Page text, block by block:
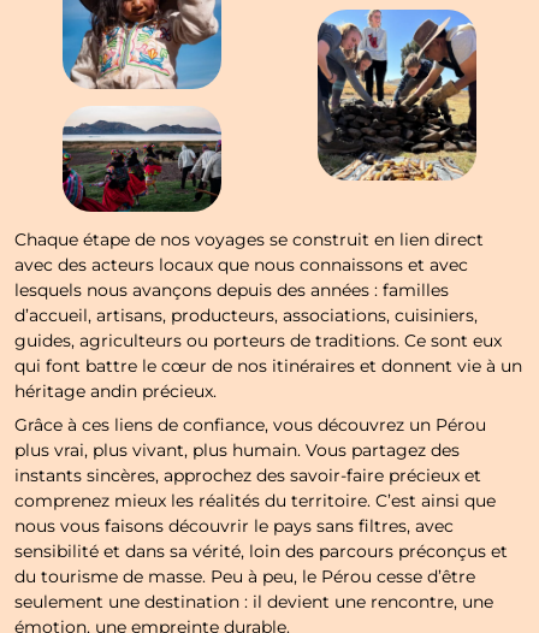
Chaque étape de nos voyages se construit en lien direct
avec des acteurs locaux que nous connaissons et avec
lesquels nous avançons depuis des années : familles
d’accueil, artisans, producteurs, associations, cuisiniers,
guides, agriculteurs ou porteurs de traditions. Ce sont eux
qui font battre le cœur de nos itinéraires et donnent vie à un
héritage andin précieux.
Grâce à ces liens de confiance, vous découvrez un Pérou
plus vrai, plus vivant, plus humain. Vous partagez des
instants sincères, approchez des savoir-faire précieux et
comprenez mieux les réalités du territoire. C’est ainsi que
nous vous faisons découvrir le pays sans filtres, avec
sensibilité et dans sa vérité, loin des parcours préconçus et
du tourisme de masse. Peu à peu, le Pérou cesse d’être
seulement une destination : il devient une rencontre, une
émotion, une empreinte durable.